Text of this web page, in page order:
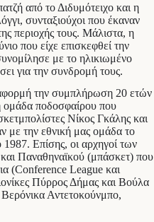
από το Διδυμότειχο και η
συνταξιούχοι που έκαναν
περιοχής τους. Μάλιστα, η
που είχε επισκεφθεί την
με το ηλικιωμένο
για την συνδρομή τους.
την συμπλήρωση 20 ετών
ομάδα ποδοσφαίρου που
Νίκος Γκάλης και
με την εθνική μας ομάδα το
Επίσης, οι αρχηγοί των
Παναθηναϊκού (μπάσκετ) που
(Conference League και
Πύρρος Δήμας και Βούλα
Αντετοκούνμπο,